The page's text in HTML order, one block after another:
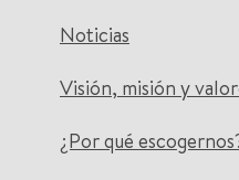
Noticias
Visión, misión y
¿Por qué